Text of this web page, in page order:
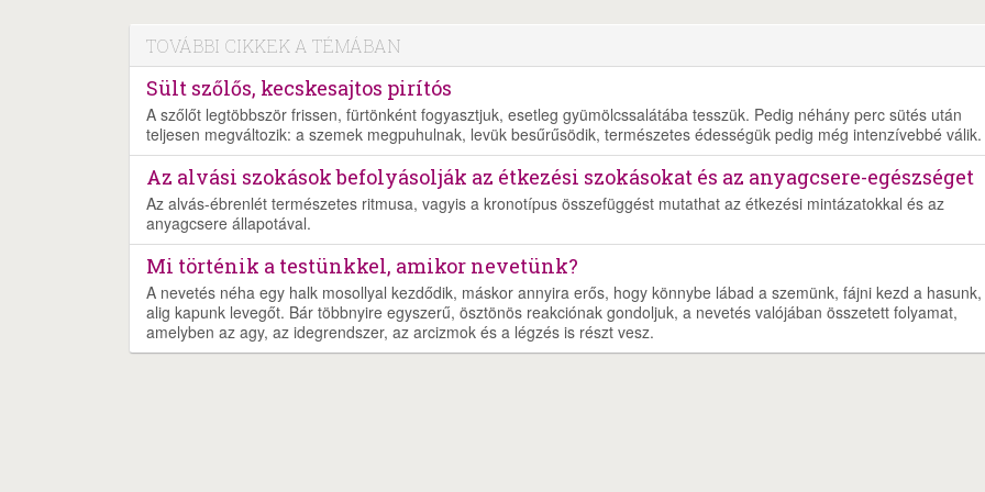
TOVÁBBI CIKKEK A TÉMÁBAN
Sült szőlős, kecskesajtos pirítós
A szőlőt legtöbbször frissen, fürtönként fogyasztjuk, esetleg gyümölcssalátába tesszük. Pedig néhány perc sütés után
teljesen megváltozik: a szemek megpuhulnak, levük besűrűsödik, természetes édességük pedig még intenzívebbé válik.
Az alvási szokások befolyásolják az étkezési szokásokat és az anyagcsere-egészséget
Az alvás-ébrenlét természetes ritmusa, vagyis a kronotípus összefüggést mutathat az étkezési mintázatokkal és az
anyagcsere állapotával.
Mi történik a testünkkel, amikor nevetünk?
A nevetés néha egy halk mosollyal kezdődik, máskor annyira erős, hogy könnybe lábad a szemünk, fájni kezd a
alig kapunk levegőt. Bár többnyire egyszerű, ösztönös reakciónak gondoljuk, a nevetés valójában összetett folyamat,
amelyben az agy, az idegrendszer, az arcizmok és a légzés is részt vesz.